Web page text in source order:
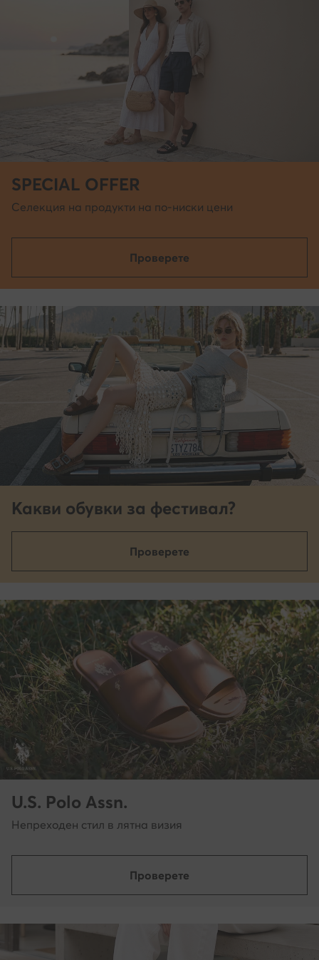
SPECIAL OFFER
Селекция на продукти на по-ниски цени
Проверете
Какви обувки за фестивал?
Проверете
U.S. Polo Assn.
Непреходен стил в лятна визия
Проверете